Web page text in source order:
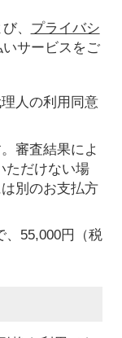
、 プライバシ
サービスをご
人の利用同意
審査結果によ
ただけない場
別のお支払方
、55,000円（税